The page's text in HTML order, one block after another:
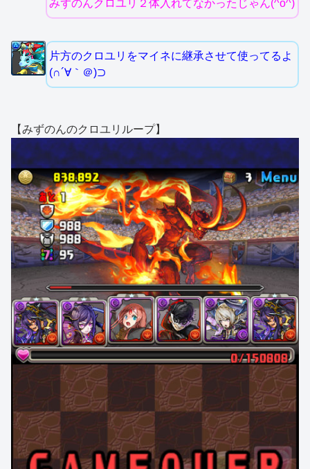
みずのんクロユリ２体入れてなかったじゃん(^o^)
片方のクロユリをマイネに継承させて使ってるよ
(∩´∀｀＠)⊃
【みずのんのクロユリループ】